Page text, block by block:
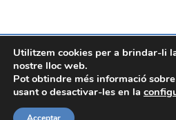
SARC, Servei d'Assistència i
Carrer Corona, 36 -
Edifici Centre Cultural La
96 388 25 25-
Política de privacitat
Utilitzem cookies per a brindar-li
nostre lloc web.
Pot obtindre més informació
usant o desactivar-les en la